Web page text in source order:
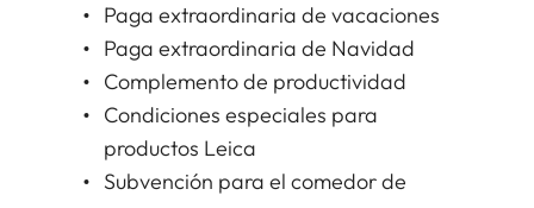
Paga extraordinaria de vacaciones
Paga extraordinaria de Navidad
Complemento de productividad
Condiciones especiales para
productos Leica
Subvención para el comedor de